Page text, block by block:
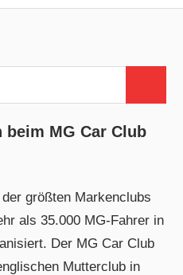
MG Car Club
größten Markenclubs
als 35.000 MG-Fahrer in
Der MG Car Club
Mutterclub in